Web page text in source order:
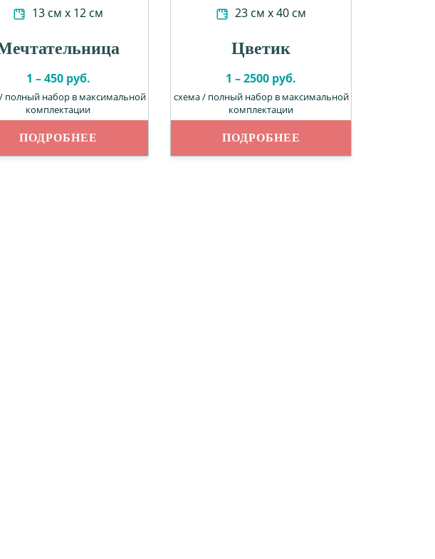
13 см х 12 см
1 – 450 руб.
полный набор в максимальной
комплектации
ПОДРОБНЕЕ
23 см х 40 см
Цветик
1 – 2500 руб.
схема / полный набор в максимальной
комплектации
ПОДРОБНЕЕ